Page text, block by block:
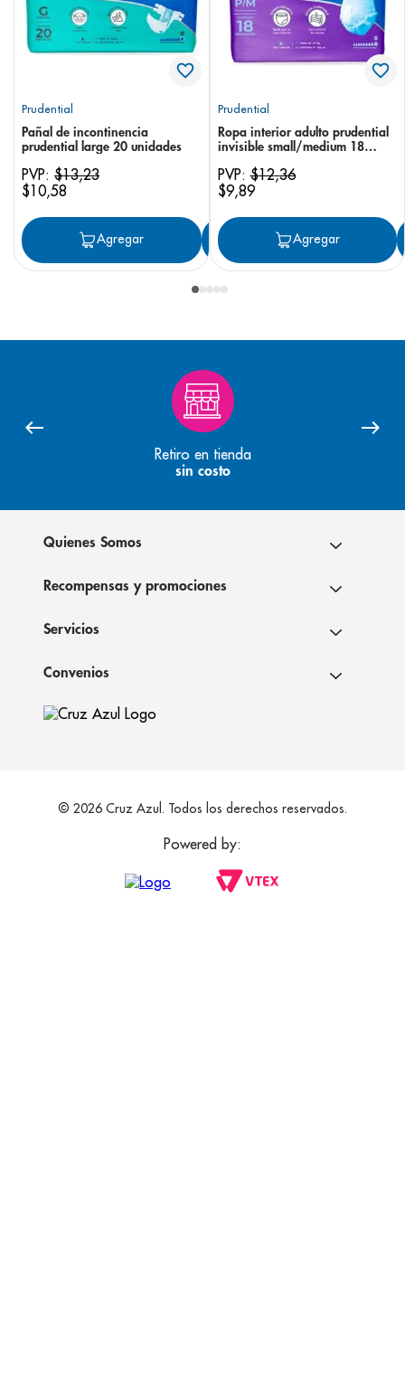
Prudential
Pañal de incontinencia
prudential large 20 unidades
PVP: $13,23
$10,58
Agregar Agregar
Prudential
Ropa interior adulto prudential
invisible small/medium 18
PVP:$12,36
$9,89
Agregar
Retiro en tienda
sin costo
Quienes Somos
Recompensas y promociones
Servicios
Convenios
© 2026 Cruz Azul. Todos los derechos reservados.
Powered by: